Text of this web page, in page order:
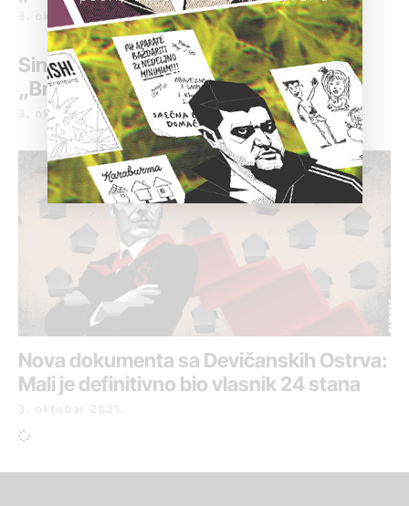
3. oktobar 2021.
Siniša Mali je bio vlasnik ofšor firme
„Brigham Holding & Finance Inc.“
3. oktobar 2021.
Nova dokumenta sa Devičanskih Ostrva:
Mali je definitivno bio vlasnik 24 stana
3. oktobar 2021.